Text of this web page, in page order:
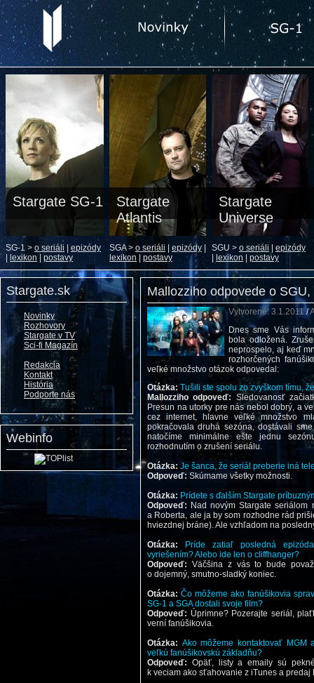
Stargate SG-1
SG-1 > o seriáli
epizódy
lexikon postavy
Stargate
Atlantis
SGA > o seriáli |epizódy
lexikon
postavy
Stargate
Universe
SGU > o seriáli
epizódy
lexikon postavy
Stargate.sk
Novinky
Rozhovory
Stargate v TV
Sci-fi Magazín
Redakcia
Kontakt
História
Podporte nás
Webinfo
Mallozziho odpovede o SGU,
Vytvorené: 3.1.2011/
Dnes sme Vás
bola odložená.
neprospelo, aj keď
rozhorčených
veľké množstvo otázok odpovedal:
Otázka: Tušili ste spolu zo zvyškom tímu,
Mallozziho odpoveď: Sledovanosť
Presun na utorky pre nás nebol dobrý, a
cez internet, hlavne veľké množstvo
pokračovala druhá sezóna, dostávali
natočíme minimálne ešte jednu
rozhodnutím o zrušení seriálu.
Otázka: Je šanca, že seriál preberie iná
Odpoveď: Skúmame všetky možnosti.
Otázka: Prídete s ďalším Stargate
Odpoveď: Nad novým Stargate seriálom
a Roberta, ale ja by som rozhodne rád
hviezdnej bráne). Ale vzhľadom na
Otázka:
Príde zatiaľ posledná
vyriešením? Alebo ide len o cliffhanger?
Odpoveď: Väčšina z vás to bude
o dojemný, smutno-sladký koniec.
Otázka: Čo môžeme ako fanúšikovia
SG-1 a SGA dostali svoje film?
Odpoveď: Úprimne? Pozerajte seriál,
verní fanúšikovia.
Otázka: Ako môžeme kontaktovať
veľkú fanúšikovskú základňu?
Odpoveď: Opäť, listy a emaily sú
k veciam ako sťahovanie z iTunes a predaj